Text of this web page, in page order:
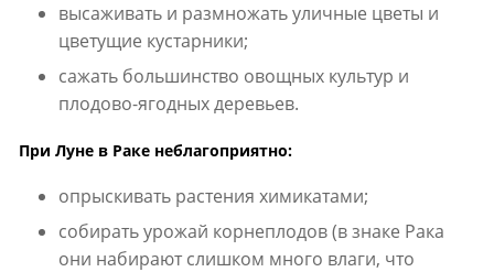
высаживать и размножать уличные цветы и
цветущие кустарники;
сажать большинство овощных культур и
плодово-ягодных деревьев.
При Луне в Раке неблагоприятно:
опрыскивать растения химикатами;
собирать урожай корнеплодов (в знаке Рака
они набирают слишком много влаги, что